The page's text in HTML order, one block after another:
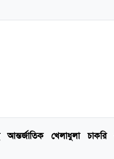
আন্তর্জাতিক খেলাধুলা চাকরি